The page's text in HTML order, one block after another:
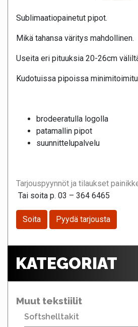
Sublimaatiopainetut pipot.
Mikä tahansa väritys mahdollinen.
Useita eri pituuksia 20-26cm
Kudotuissa pipoissa
brodeeratulla logolla
patamallin pipot
suunnittelupalvelu
Tarjouspyynnöt ja tilaukset
Tai soita p. 03 – 364 6465
Soita Pyydä tarjousta
KATEGORIAT
Muut tekstiilit
Softshelltakit